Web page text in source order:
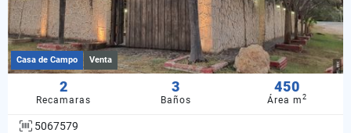
Casa de Campo Venta
2
Recamaras
3
Baños
450
Área m2
5067579